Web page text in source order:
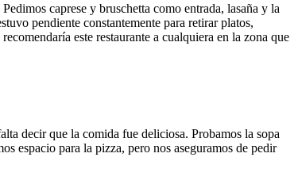
caprese y bruschetta como entrada, lasaña y la
pendiente constantemente para retirar platos,
este restaurante a cualquiera en la zona que
decir que la comida fue deliciosa. Probamos la sopa
espacio para la pizza, pero nos aseguramos de pedir